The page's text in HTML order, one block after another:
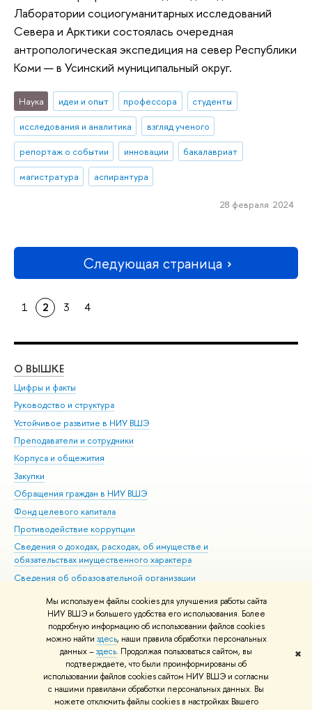
Мы используем файлы cookies для улучшения работы сайта
НИУ ВШЭ и большего удобства его использования. Более
подробную информацию об использовании файлов cookies
можно найти здесь, наши правила обработки персональных
данных –здесь. Продолжая пользоваться сайтом, вы
подтверждаете, что были проинформированы об
использовании файлов cookies сайтом НИУ ВШЭ и согласны
с нашими правилами обработки персональных данных. Вы
можете отключить файлы cookies в настройках Вашего
✖
Лаборатории социогуманитарных исследований
Севера и Арктики состоялась очередная
антропологическая экспедиция на север Республики
Коми — в Усинский муниципальный округ.
Наука идеи и опыт профессора
студенты
исследования и аналитика
взгляд ученого
репортаж о событии
инновации
бакалавриат
магистратура
аспирантура
28 февраля 2024
Следующая страница
1 2 3 4
О ВЫШКЕ
Цифры и факты
Руководство и структура
Устойчивое развитие в НИУ ВШЭ
Преподаватели и сотрудники
Корпуса и общежития
Закупки
Обращения граждан в НИУ ВШЭ
Фонд целевого капитала
Противодействие коррупции
Сведения о доходах, расходах, об имуществе и
обязательствах имущественного характера
Сведения об образовательной организации
Людям с ограниченными возможностями здоровья
Единая платежная страница
Работа в Вышке
© НИУ ВШЭ 1993–2026 Адреса и контакты Условия использования
материалов Политика конфиденциальности Карта сайта
Шрифты HSE Sans и HSE Slab разработаны вШколе дизайна НИУ ВШЭ